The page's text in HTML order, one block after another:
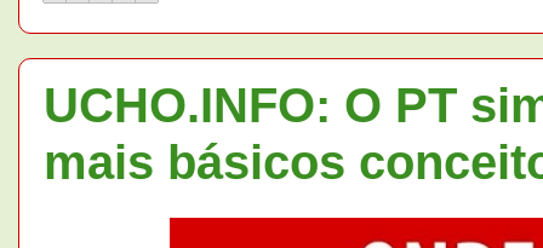
UCHO.INFO: O PT
mais básicos